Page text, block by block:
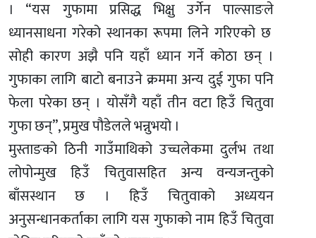
। “यस गुफामा प्रसिद्ध भिक्षु उर्गेन पाल्साङले
ध्यानसाधना गरेको स्थानका रूपमा लिने गरिएको छ
सोही कारण अझै पनि यहाँ ध्यान गर्ने कोठा छन् ।
गुफाका लागि बाटो बनाउने क्रममा अन्य दुई गुफा पनि
फेला परेका छन् । योसँगै यहाँ तीन वटा हिउँ चितुवा
गुफा छन्”, प्रमुख पौडेलले भन्नुभयो ।
मुस्ताङको ठिनी गाउँमाथिको उच्चलेकमा दुर्लभ तथा
लोपोन्मुख हिउँ चितुवासहित अन्य वन्यजन्तुको
बाँसस्थान छ । हिउँ चितुवाको अध्ययन
अनुसन्धानकर्ताका लागि यस गुफाको नाम हिउँ चितुवा